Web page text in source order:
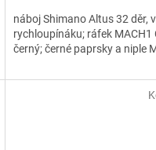
náboj Shimano Altus 32 děr,
rychloupínáku; ráfek MACH1
černý; černé paprsky a niple